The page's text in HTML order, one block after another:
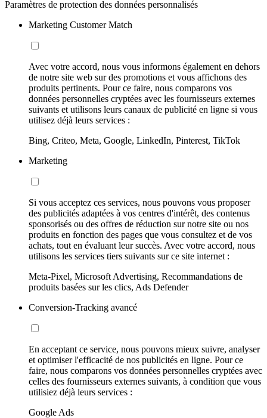
Paramètres de protection des données personnalisés
Marketing Customer Match
Avec votre accord, nous vous informons également en dehors
de notre site web sur des promotions et vous affichons des
produits pertinents. Pour ce faire, nous comparons vos
données personnelles cryptées avec les fournisseurs externes
suivants et utilisons leurs canaux de publicité en ligne si vous
utilisez déjà leurs services :
Bing, Criteo, Meta, Google, LinkedIn, Pinterest, TikTok
Marketing
Si vous acceptez ces services, nous pouvons vous proposer
des publicités adaptées à vos centres d'intérêt, des contenus
sponsorisés ou des offres de réduction sur notre site ou nos
produits en fonction des pages que vous consultez et de vos
achats, tout en évaluant leur succès. Avec votre accord, nous
utilisons les services tiers suivants sur ce site internet :
Meta-Pixel, Microsoft Advertising, Recommandations de
produits basées sur les clics, Ads Defender
Conversion-Tracking avancé
En acceptant ce service, nous pouvons mieux suivre, analyser
et optimiser l'efficacité de nos publicités en ligne. Pour ce
faire, nous comparons vos données personnelles cryptées avec
celles des fournisseurs externes suivants, à condition que vous
utilisiez déjà leurs services :
Google Ads